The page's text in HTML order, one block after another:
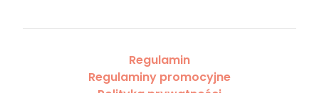
Regulamin
Regulaminy promocyjne